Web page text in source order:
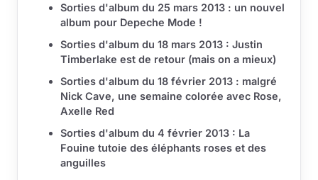
Sorties d'album du 25 mars 2013 : un nouvel
album pour Depeche Mode !
Sorties d'album du 18 mars 2013 : Justin
Timberlake est de retour (mais on a mieux)
Sorties d'album du 18 février 2013 : malgré
Nick Cave, une semaine colorée avec Rose,
Axelle Red
Sorties d'album du 4 février 2013 : La
Fouine tutoie des éléphants roses et des
anguilles